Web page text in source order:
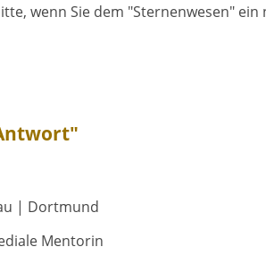
wenn Sie dem "Sternenwesen"
| Dortmund
Mentorin